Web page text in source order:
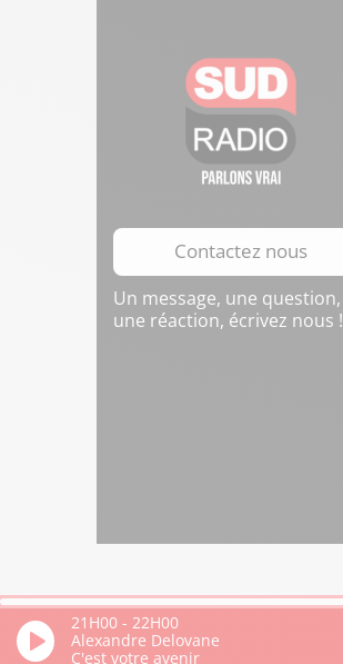
Contactez nous
Un message, une question,
une réaction, écrivez nous !
21H00 - 22H00
Alexandre Delovane
C'est votre avenir